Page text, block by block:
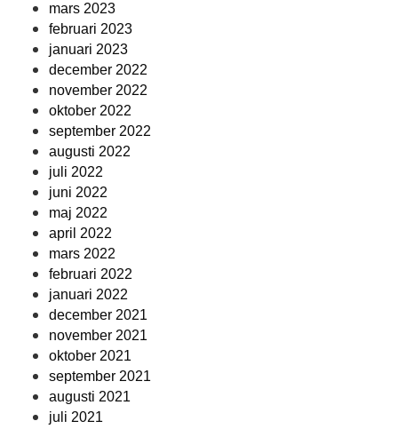
mars 2023
februari 2023
januari 2023
december 2022
november 2022
oktober 2022
september 2022
augusti 2022
juli 2022
juni 2022
maj 2022
april 2022
mars 2022
februari 2022
januari 2022
december 2021
november 2021
oktober 2021
september 2021
augusti 2021
juli 2021